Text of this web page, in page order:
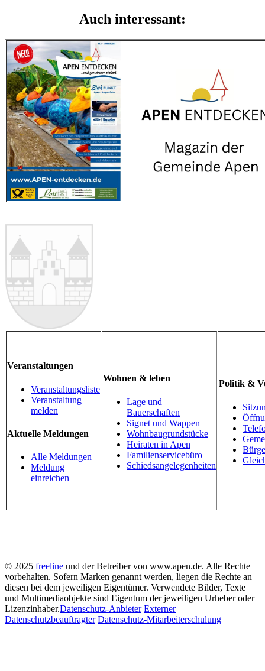
Auch interessant:
Veranstaltungen
Veranstaltungsliste
Veranstaltung
melden
Aktuelle Meldungen
Alle Meldungen
Meldung
einreichen
Wohnen & leben
Lage und
Bauerschaften
Signet und Wappen
Wohnbaugrundstücke
Heiraten in Apen
Familienservicebüro
Schiedsangelegenheiten
Politik &
© 2025 freeline und der Betreiber von www.apen.de. Alle Rechte
vorbehalten. Sofern Marken genannt werden, liegen die Rechte an
diesen bei dem jeweiligen Eigentümer. Verwendete Bilder, Texte
und Multimediaobjekte sind Eigentum der jeweiligen Urheber oder
Lizenzinhaber.Datenschutz-Anbieter Externer
Datenschutzbeauftragter Datenschutz-Mitarbeiterschulung